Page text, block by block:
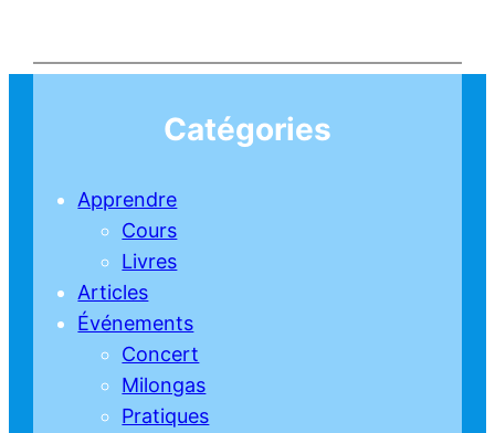
Catégories
Apprendre
Cours
Livres
Articles
Événements
Concert
Milongas
Pratiques